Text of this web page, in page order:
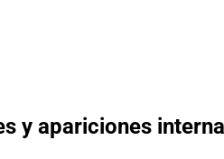
y apariciones